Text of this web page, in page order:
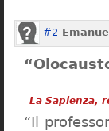
#2
La Sapienza,
“Il